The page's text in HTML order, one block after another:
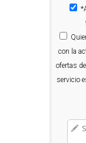
con la
ofertas
servicio